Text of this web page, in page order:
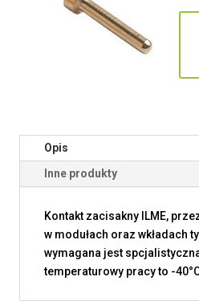
Opis
Inne produkty
Kontakt zacisakny ILME,
w modułach oraz wkładach
wymagana jest
temperaturowy pracy to -